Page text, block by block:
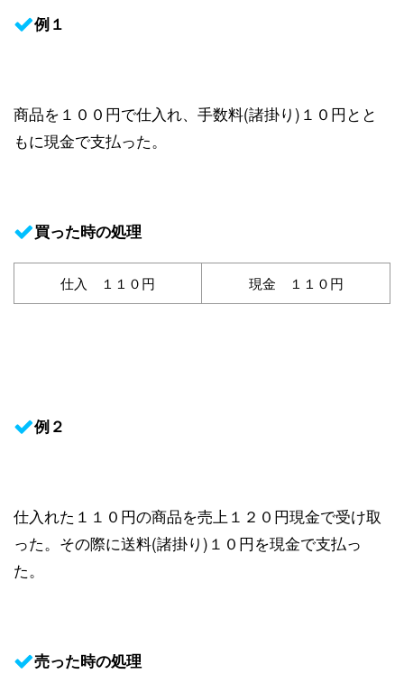
例１
商品を１００円で仕入れ、手数料(諸掛り)１０円とと
もに現金で支払った。
買った時の処理
仕入 １１０円 現金 １１０円
例２
仕入れた１１０円の商品を売上１２０円現金で受け取
った。その際に送料(諸掛り)１０円を現金で支払っ
た。
売った時の処理